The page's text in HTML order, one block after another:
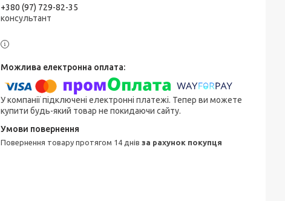
+380 (97) 729-82-35
консультант
У компанії підключені електронні платежі. Тепер ви можете
купити будь-який товар не покидаючи сайту.
повернення товару протягом 14 днів за рахунок покупця